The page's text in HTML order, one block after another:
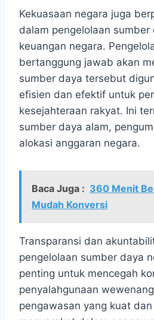
Kekuasaan negara juga
dalam pengelolaan sumber
keuangan negara.
bertanggung jawab akan
sumber daya tersebut
efisien dan efektif untuk
kesejahteraan rakyat. Ini
sumber daya alam,
alokasi anggaran negara.
Baca Juga : 360 Menit
Mudah Konversi
Transparansi dan
pengelolaan sumber daya
penting untuk mencegah
penyalahgunaan
pengawasan yang kuat